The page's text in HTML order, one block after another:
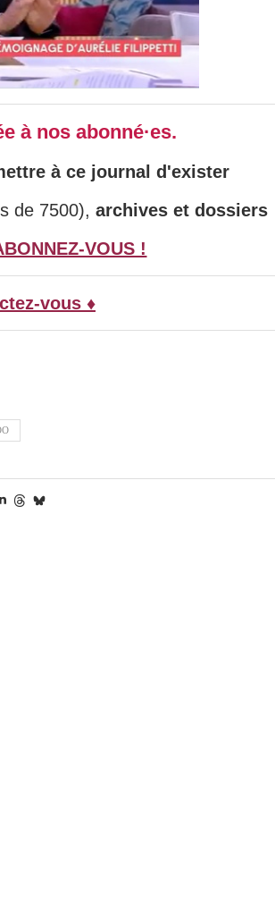
à nos abonné·es.
à ce journal d'exister
de 7500), archives et dossiers
VOUS !
vous ♦